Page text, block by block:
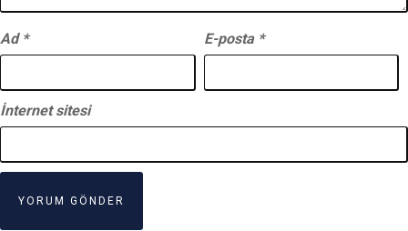
Ad * E-posta *
İnternet sitesi